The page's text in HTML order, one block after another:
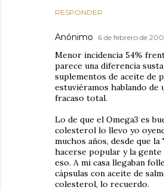
RESPONDER
Anónimo 6 de febrero de
Menor incidencia 54%
parece una diferencia
suplementos de aceite de
estuviéramos hablando de
fracaso total.
Lo de que el Omega3 es
colesterol lo llevo yo
muchos años, desde que
hacerse popular y la gente
eso. A mi casa llegaban
cápsulas con aceite de
colesterol, lo recuerdo.